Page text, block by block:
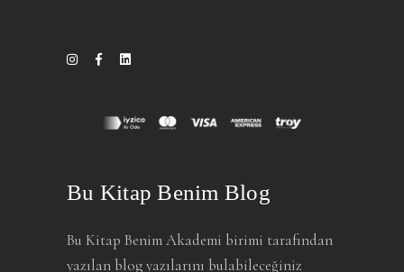
Bu Kitap Benim Blog
Bu Kitap Benim Akademi birimi tarafından
yazılan blog yazılarını bulabileceğiniz